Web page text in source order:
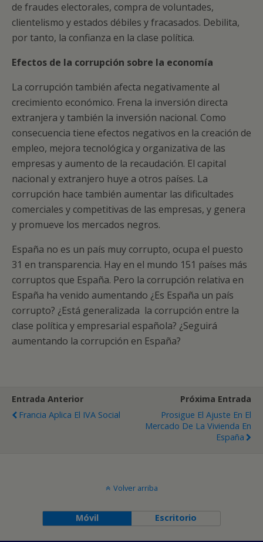
de fraudes electorales, compra de voluntades,
clientelismo y estados débiles y fracasados. Debilita,
por tanto, la confianza en la clase política.
Efectos de la corrupción sobre la economía
La corrupción también afecta negativamente al
crecimiento económico. Frena la inversión directa
extranjera y también la inversión nacional. Como
consecuencia tiene efectos negativos en la creación de
empleo, mejora tecnológica y organizativa de las
empresas y aumento de la recaudación. El capital
nacional y extranjero huye a otros países. La
corrupción hace también aumentar las dificultades
comerciales y competitivas de las empresas, y genera
y promueve los mercados negros.
España no es un país muy corrupto, ocupa el puesto
31 en transparencia. Hay en el mundo 151 países más
corruptos que España. Pero la corrupción relativa en
España ha venido aumentando ¿Es España un país
corrupto? ¿Está generalizada la corrupción entre la
clase política y empresarial española? ¿Seguirá
aumentando la corrupción en España?
Entrada Anterior
Francia Aplica El IVA Social
Próxima Entrada
Prosigue El Ajuste En El
Mercado De La Vivienda En
España
Volver arriba
Móvil Escritorio